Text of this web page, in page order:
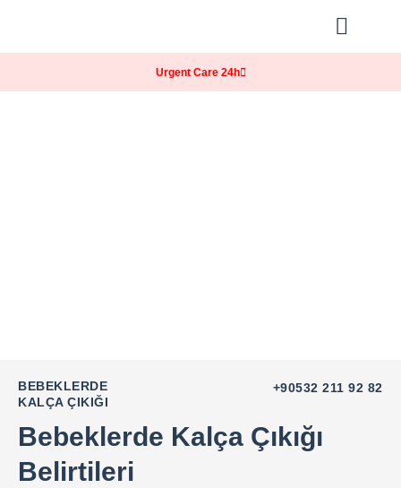
Urgent Care 24h
BEBEKLERDE
KALÇA ÇIKIĞI
+90532 211 92 82
Bebeklerde Kalça Çıkığı
Belirtileri